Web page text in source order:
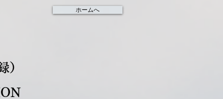
ホームへ
）